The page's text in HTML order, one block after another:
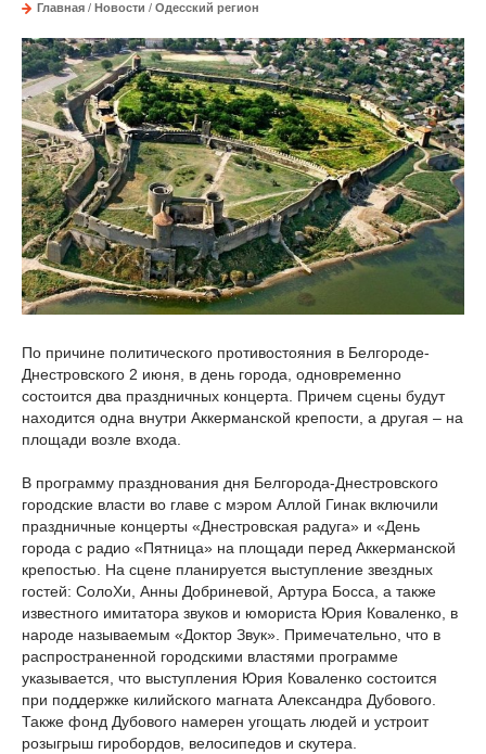
Главная / Новости / Одесский регион
По причине политического противостояния в Белгороде-
Днестровского 2 июня, в день города, одновременно
состоится два праздничных концерта. Причем сцены будут
находится одна внутри Аккерманской крепости, а другая – на
площади возле входа.
В программу празднования дня Белгорода-Днестровского
городские власти во главе с мэром Аллой Гинак включили
праздничные концерты «Днестровская радуга» и «День
города с радио «Пятница» на площади перед Аккерманской
крепостью. На сцене планируется выступление звездных
гостей: СолоХи, Анны Добриневой, Артура Босса, а также
известного имитатора звуков и юмориста Юрия Коваленко, в
народе называемым «Доктор Звук». Примечательно, что в
распространенной городскими властями программе
указывается, что выступления Юрия Коваленко состоится
при поддержке килийского магната Александра Дубового.
Также фонд Дубового намерен угощать людей и устроит
розыгрыш гиробордов, велосипедов и скутера.